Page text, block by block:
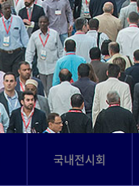
국내전시회